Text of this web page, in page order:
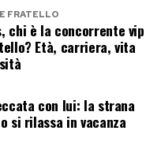
spesso a
anche le
per
di alternare
conquistato il
FRATELLO
chi è la concorrente vip
Età, carriera, vita
con lui: la strana
si rilassa in vacanza